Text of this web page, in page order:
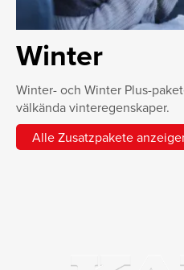
Winter
Winter- och Winter Plus-
välkända vinteregenskaper.
Alle Zusatzpakete